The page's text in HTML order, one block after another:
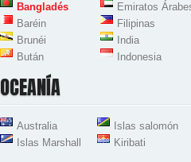
Bangladés
Baréin
Brunéi
Bután
Emiratos
Filipinas
India
Indonesia
OCEANÍA
Australia
Islas Marshall
Islas salomón
Kiribati